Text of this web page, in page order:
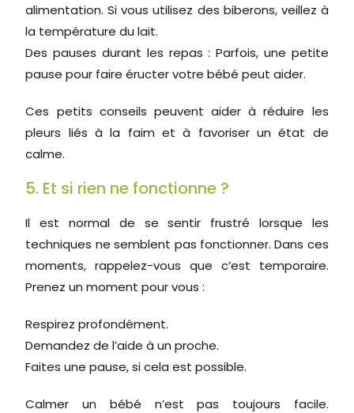
alimentation. Si vous utilisez des biberons, veillez à
la température du lait.
Des pauses durant les repas : Parfois, une petite
pause pour faire éructer votre bébé peut aider.
Ces petits conseils peuvent aider à réduire les
pleurs liés à la faim et à favoriser un état de
calme.
5. Et si rien ne fonctionne ?
Il est normal de se sentir frustré lorsque les
techniques ne semblent pas fonctionner. Dans ces
moments, rappelez-vous que c’est temporaire.
Prenez un moment pour vous :
Respirez profondément.
Demandez de l’aide à un proche.
Faites une pause, si cela est possible.
Calmer un bébé n’est pas toujours facile.